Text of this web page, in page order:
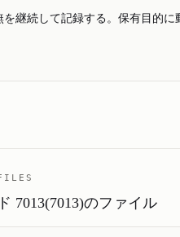
継続して記録する。保有目的に
7013(7013)のファイル